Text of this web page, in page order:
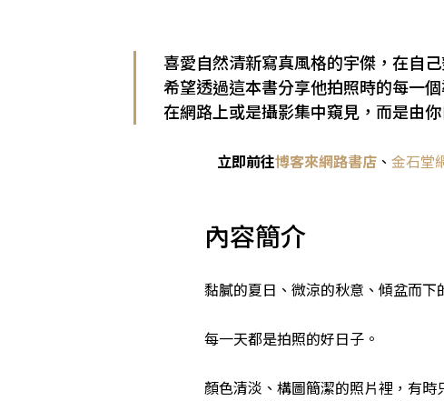
喜愛自然清新寫真風格的宇傑，在自
希望透過這本書分享他拍照時的每一
在網路上或是攝影集中窺見，而是由
立即前往博客來網路書店、 金石堂
內容簡介
黏膩的夏日、微涼的秋意、傾盆而下
每一天都是拍照的好日子。
顏色清淡、構圖簡潔的照片裡，有